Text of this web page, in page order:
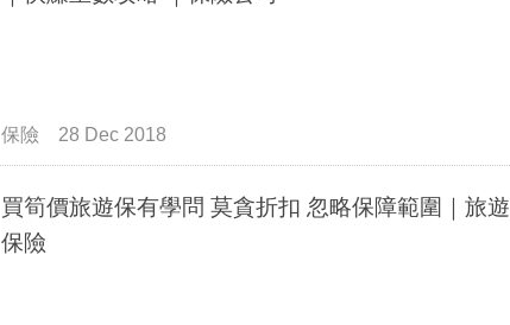
保險 28 Dec 2018
買筍價旅遊保有學問 莫貪折扣 忽略保障範圍｜旅遊
保險